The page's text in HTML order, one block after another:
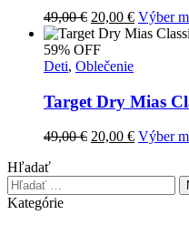
49,00€ Pôvodná
cena
bola:
49,00 €.
20,00 €Aktuálna
cena
Výber
59% OFF
Deti, Oblečenie
Target Dry Mias
49,00€ Pôvodná
20,00 €Aktuálna
Výber
Hľadať
Hľadať:
Kategórie